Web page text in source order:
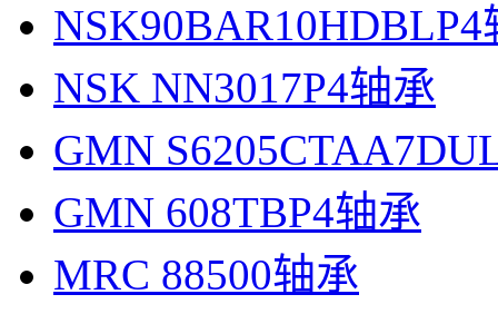
NSK90BAR10HDBLP4
NSK NN3017P4轴承
GMN
GMN 608TBP4轴承
MRC 88500轴承